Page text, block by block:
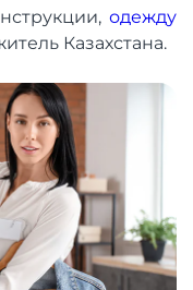
одежду
Казахстана.